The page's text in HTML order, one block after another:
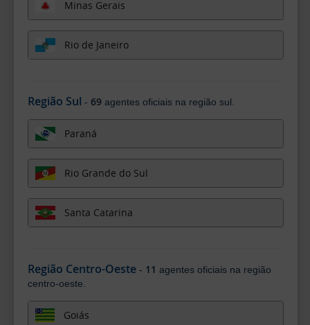
Minas Gerais
Rio de Janeiro
Região Sul - 69agentes oficiais na região sul.
Paraná
Rio Grande do Sul
Santa Catarina
Região Centro-Oeste - 11 agentes oficiais na região
centro-oeste.
Goiás